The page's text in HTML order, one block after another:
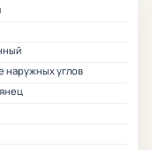
наружных углов